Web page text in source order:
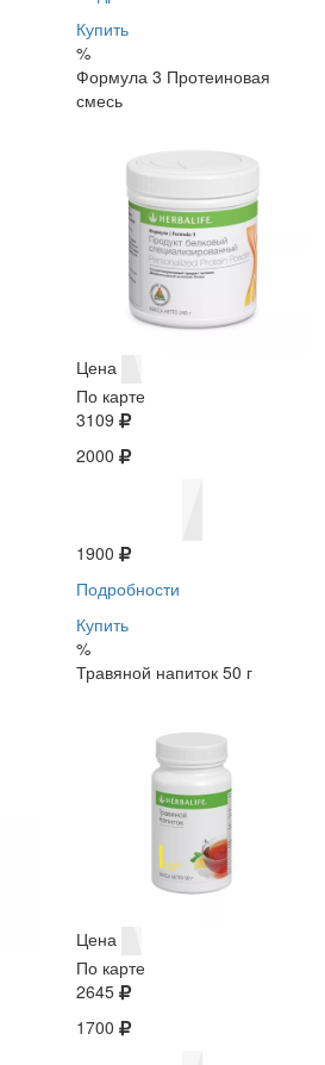
Купить
%
Формула 3 Протеиновая
смесь
Цена
По карте
3109
2000
1900
Подробности
Купить
%
Травяной напиток 50 г
Цена
По карте
2645
1700